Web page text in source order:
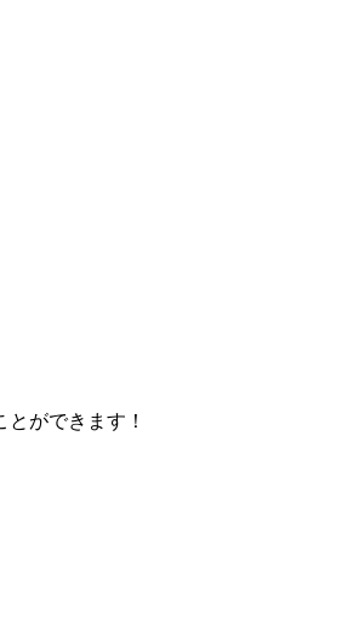
ができます！